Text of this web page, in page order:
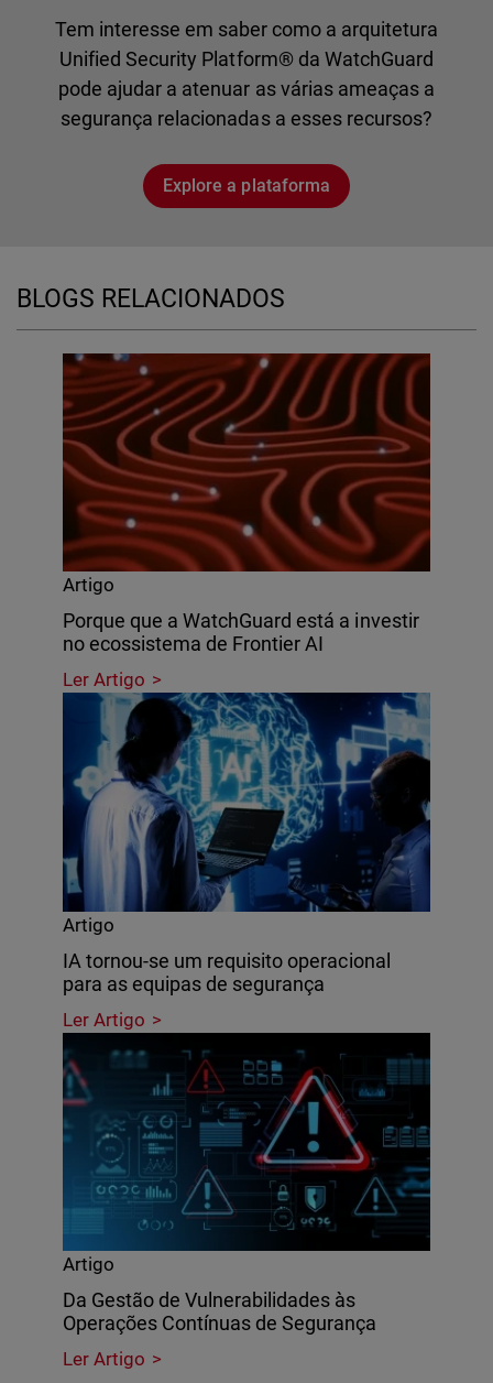
Tem interesse em saber como a arquitetura
Unified Security Platform® da WatchGuard
pode ajudar a atenuar as várias ameaças a
segurança relacionadas a esses recursos?
Explore a plataforma
BLOGS RELACIONADOS
Artigo
Porque que a WatchGuard está a investir
no ecossistema de Frontier AI
Ler Artigo
Artigo
IA tornou-se um requisito operacional
para as equipas de segurança
Ler Artigo
Artigo
Da Gestão de Vulnerabilidades às
Operações Contínuas de Segurança
Ler Artigo